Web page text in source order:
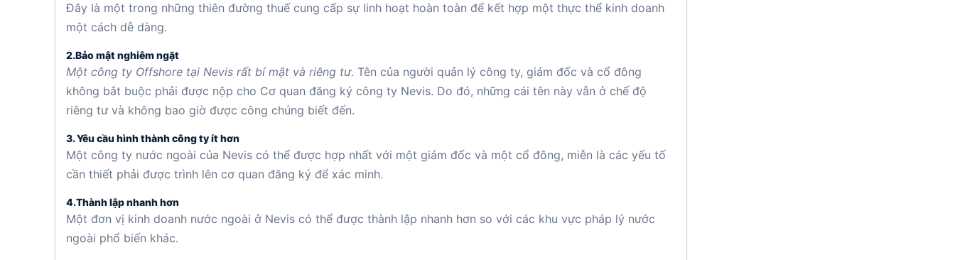
Đây là một trong những thiên đường thuế cung cấp sự linh hoạt hoàn toàn để kết hợp một thực thể kinh doanh
một cách dễ dàng.
2.Bảo mật nghiêm ngặt
Một công ty Offshore tại Nevis rất bí mật và riêng tư. Tên của người quản lý công ty, giám đốc và cổ đông
không bắt buộc phải được nộp cho Cơ quan đăng ký công ty Nevis. Do đó, những cái tên này vẫn ở chế độ
riêng tư và không bao giờ được công chúng biết đến.
3. Yêu cầu hình thành công ty ít hơn
Một công ty nước ngoài của Nevis có thể được hợp nhất với một giám đốc và một cổ đông, miễn là các yếu tố
cần thiết phải được trình lên cơ quan đăng ký để xác minh.
4.Thành lập nhanh hơn
Một đơn vị kinh doanh nước ngoài ở Nevis có thể được thành lập nhanh hơn so với các khu vực pháp lý nước
ngoài phổ biến khác.